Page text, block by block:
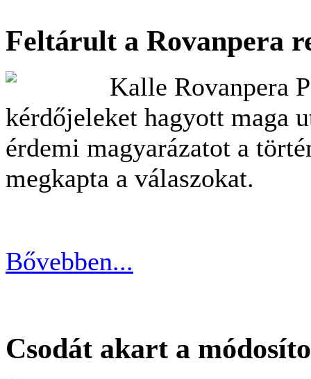
Feltárult a Rovanpera
Kalle Rovanpera
kérdőjeleket hagyott maga
érdemi magyarázatot a
megkapta a válaszokat.
Bővebben...
Csodát akart a